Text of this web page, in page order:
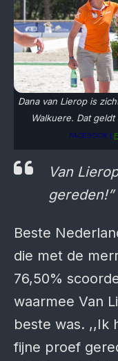
Dana van Lierop is
Walkuere. Dat
FACEBOOK |
Van
gereden!”
Beste
die met de
76,50%
waarmee Van
beste was. ,,Ik
fijne proef